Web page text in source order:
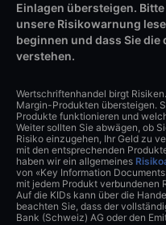
Einlagen übersteigen.
unsere Risikowarnung
beginnen und dass Sie
verstehen.
Wertschriftenhandel birgt
Margin-Produkten übersteigen.
Produkte funktionieren und
Weiter sollten Sie abwägen, ob
Risiko einzugehen, Ihr Geld zu
mit den entsprechenden
haben wir ein allgemeines
von «Key Information
mit jedem Produkt verbundenen
Auf die KIDs kann über die
beachten Sie, dass der
Bank (Schweiz) AG oder den